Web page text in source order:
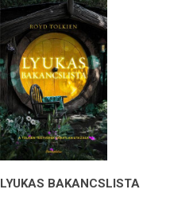
LYUKAS BAKANCSLISTA